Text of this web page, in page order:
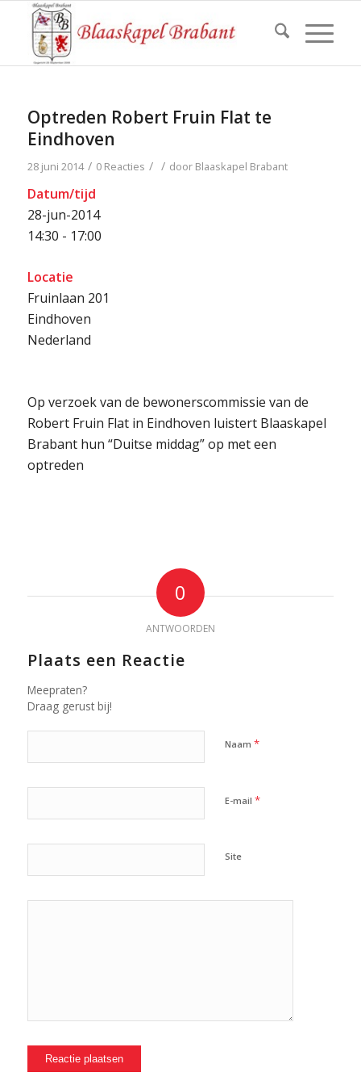
Optreden Robert Fruin Flat te
Eindhoven
28 juni 2014 / 0 Reacties / / door Blaaskapel Brabant
Datum/tijd
28-jun-2014
14:30 - 17:00
Locatie
Fruinlaan 201
Eindhoven
Nederland
Op verzoek van de bewonerscommissie van de
Robert Fruin Flat in Eindhoven luistert Blaaskapel
Brabant hun “Duitse middag” op met een
optreden
0
ANTWOORDEN
Plaats een Reactie
Meepraten?
Draag gerust bij!
Naam *
E-mail *
Site